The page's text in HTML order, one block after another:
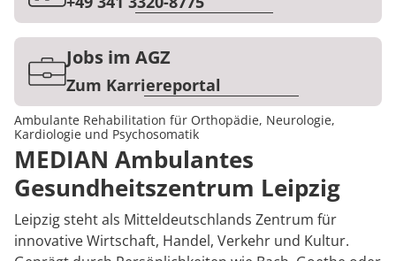
Karriere
Jobs im AGZ
Zum Karriereportal
Ambulante Rehabilitation für Orthopädie, Neurologie,
Kardiologie und Psychosomatik
MEDIAN Ambulantes
Gesundheitszentrum Leipzig
Leipzig steht als Mitteldeutschlands Zentrum für
innovative Wirtschaft, Handel, Verkehr und Kultur.